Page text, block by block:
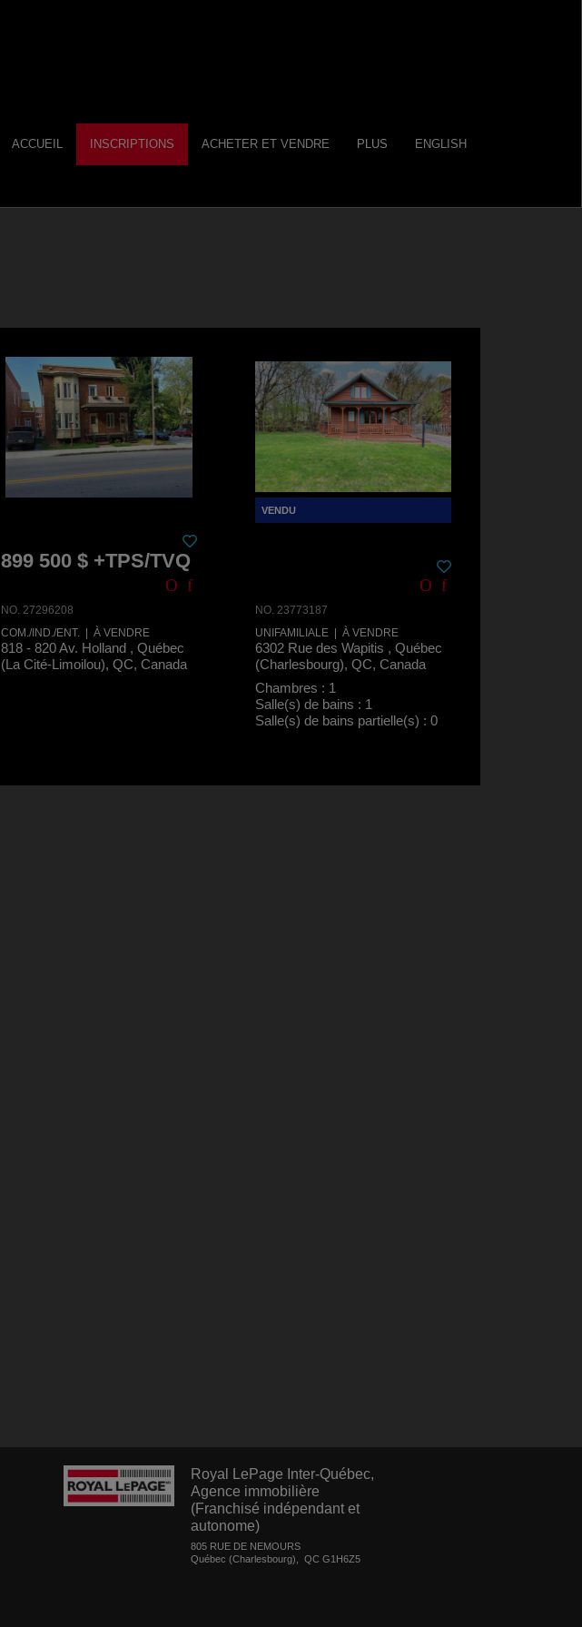
ACCUEIL INSCRIPTIONS ACHETER ET VENDRE PLUS ENGLISH
899 500 $ +TPS/TVQ
NO. 27296208
COM./IND./ENT. | À VENDRE
818 - 820 Av. Holland , Québec
(La Cité-Limoilou), QC, Canada
NO. 23773187
UNIFAMILIALE | À VENDRE
6302 Rue des Wapitis , Québec
(Charlesbourg), QC, Canada
Chambres : 1
Salle(s) de bains : 1
Salle(s) de bains partielle(s) : 0
Royal LePage Inter-Québec,
Agence immobilière
(Franchisé indépendant et
autonome)
805 RUE DE NEMOURS
Québec (Charlesbourg), QC G1H6Z5